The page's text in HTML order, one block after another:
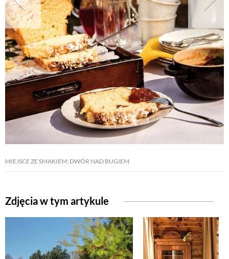
MIEJSCE ZE SMAKIEM: DWÓR NAD BUGIEM
Zdjęcia w tym artykule
URODA
NATURALNA APTECZKA
DLA DOMU
EKO ŻYCIE
PRZYRODA
ZWIERZĘTA W NATURZE
GRZYBY